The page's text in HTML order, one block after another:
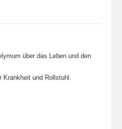
über das Leben und den
Krankheit und Rollstuhl.